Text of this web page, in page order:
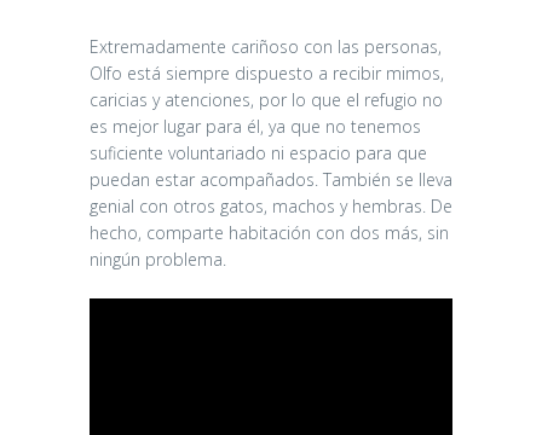
Extremadamente cariñoso con las personas,
Olfo está siempre dispuesto a recibir mimos,
caricias y atenciones, por lo que el refugio no
es mejor lugar para él, ya que no tenemos
suficiente voluntariado ni espacio para que
puedan estar acompañados. También se lleva
genial con otros gatos, machos y hembras. De
hecho, comparte habitación con dos más, sin
ningún problema.